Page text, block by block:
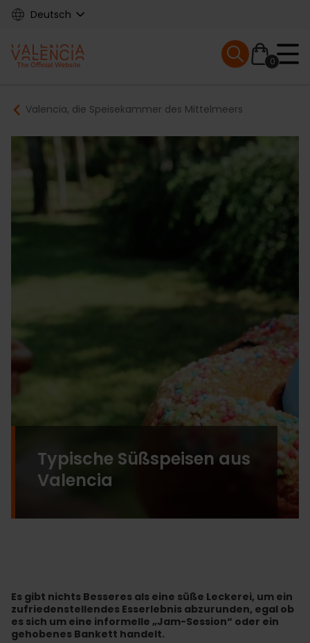
Skip
content
Deutsch
Main
navigation
0
Mobile menu
Breadcrumb
Valencia, die Speisekammer des Mittelmeers
Typische Süßspeisen aus
Valencia
Es gibt nichts Besseres als eine süße Leckerei, um ein
zufriedenstellendes Esserlebnis abzurunden, egal ob
es sich um eine informelle „Jam-Session“ oder ein
gehobenes Bankett handelt.